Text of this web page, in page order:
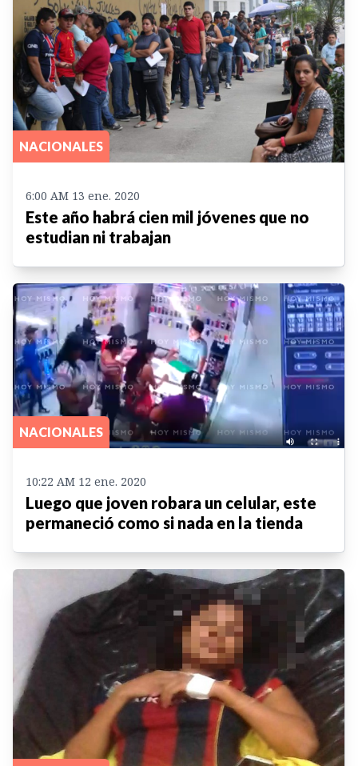
NACIONALES
6:00 AM 13 ene. 2020
Este año habrá cien mil jóvenes que no
estudian ni trabajan
NACIONALES
10:22 AM 12 ene. 2020
Luego que joven robara un celular, este
permaneció como si nada en la tienda